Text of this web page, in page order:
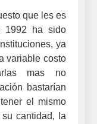
que les es
1992 ha sido
ya
variable costo
mas no
bastarían
el mismo
cantidad, la